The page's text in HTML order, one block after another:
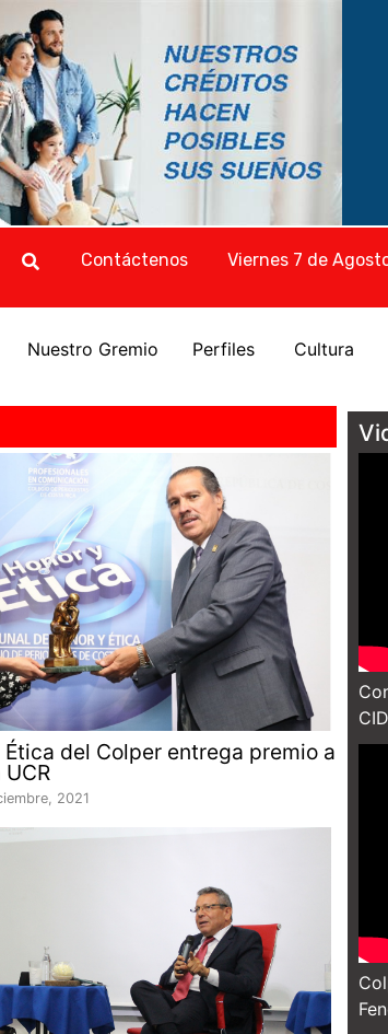
Contáctenos Viernes 7 de
Nuestro Gremio Perfiles Cultura
del Colper entrega premio a
2021